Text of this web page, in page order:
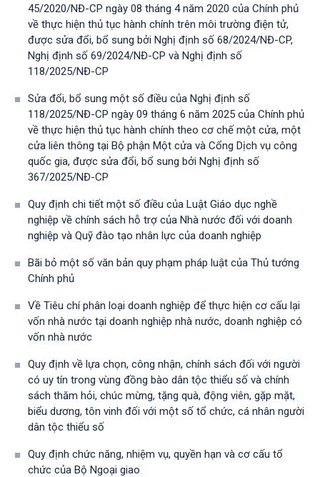
45/2020/NĐ-CP ngày 08 tháng 4 năm 2020 của Chính phủ
về thực hiện thủ tục hành chính trên môi trường điện tử,
được sửa đổi, bổ sung bởi Nghị định số 68/2024/NĐ-CP,
Nghị định số 69/2024/NĐ-CP và Nghị định số
118/2025/NĐ-СР
Sửa đổi, bổ sung một số điều của Nghị định số
118/2025/NĐ-CP ngày 09 tháng 6 năm 2025 của Chính phủ
về thực hiện thủ tục hành chính theo cơ chế một cửa, một
cửa liên thông tại Bộ phận Một cửa và Cổng Dịch vụ công
quốc gia, được sửa đổi, bổ sung bởi Nghị định số
367/2025/NĐ-СР
Quy định chi tiết một số điều của Luật Giáo dục nghề
nghiệp về chính sách hỗ trợ của Nhà nước đối với doanh
nghiệp và Quỹ đào tạo nhân lực của doanh nghiệp
Bãi bỏ một số văn bản quy phạm pháp luật của Thủ tướng
Chính phủ
Về Tiêu chí phân loại doanh nghiệp để thực hiện cơ cấu lại
vốn nhà nước tại doanh nghiệp nhà nước, doanh nghiệp có
vốn nhà nước
Quy định về lựa chọn, công nhận, chính sách đối với người
có uy tín trong vùng đồng bào dân tộc thiểu số và chính
sách thăm hỏi, chúc mừng, tặng quà, động viên, gặp mặt,
biểu dương, tôn vinh đối với một số tổ chức, cá nhân người
dân tộc thiểu số
Quy định chức năng, nhiệm vụ, quyền hạn và cơ cấu tổ
chức của Bộ Ngoại giao